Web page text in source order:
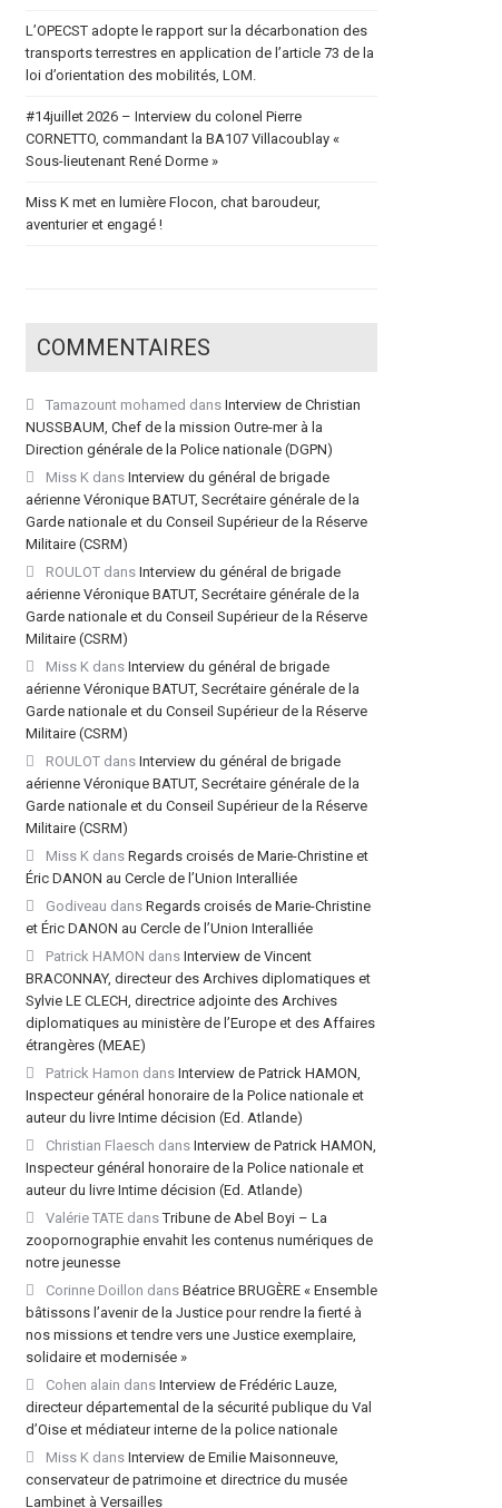
L’OPECST adopte le rapport sur la décarbonation des
transports terrestres en application de l’article 73 de la
loi d’orientation des mobilités, LOM.
#14juillet 2026 – Interview du colonel Pierre
CORNETTO, commandant la BA107 Villacoublay «
Sous-lieutenant René Dorme »
Miss K met en lumière Flocon, chat baroudeur,
aventurier et engagé !
COMMENTAIRES
Tamazount mohamed dans Interview de Christian
NUSSBAUM, Chef de la mission Outre-mer à la
Direction générale de la Police nationale (DGPN)
Miss Kdans Interview du général de brigade
aérienne Véronique BATUT, Secrétaire générale de la
Garde nationale et du Conseil Supérieur de la Réserve
Militaire (CSRM)
ROULOTdans Interview du général de brigade
aérienne Véronique BATUT, Secrétaire générale de la
Garde nationale et du Conseil Supérieur de la Réserve
Militaire (CSRM)
Miss Kdans Interview du général de brigade
aérienne Véronique BATUT, Secrétaire générale de la
Garde nationale et du Conseil Supérieur de la Réserve
Militaire (CSRM)
ROULOTdans Interview du général de brigade
aérienne Véronique BATUT, Secrétaire générale de la
Garde nationale et du Conseil Supérieur de la Réserve
Militaire (CSRM)
Miss Kdans Regards croisés de Marie-Christine et
Éric DANON au Cercle de l’Union Interalliée
Godiveau dans Regards croisés de Marie-Christine
et Éric DANON au Cercle de l’Union Interalliée
Patrick HAMON dans Interview de Vincent
BRACONNAY, directeur des Archives diplomatiques et
Sylvie LE CLECH, directrice adjointe des Archives
diplomatiques au ministère de l’Europe et des Affaires
étrangères (MEAE)
Patrick Hamon dans Interview de Patrick HAMON,
Inspecteur général honoraire de la Police nationale et
auteur du livre Intime décision (Ed. Atlande)
Christian Flaesch dans Interview de Patrick HAMON,
Inspecteur général honoraire de la Police nationale et
auteur du livre Intime décision (Ed. Atlande)
Valérie TATEdansTribune de Abel Boyi – La
zoopornographie envahit les contenus numériques de
notre jeunesse
Corinne Doillon dans Béatrice BRUGÈRE « Ensemble
bâtissons l’avenir de la Justice pour rendre la fierté à
nos missions et tendre vers une Justice exemplaire,
solidaire et modernisée »
Cohen alain dans Interview de Frédéric Lauze,
directeur départemental de la sécurité publique du Val
d’Oise et médiateur interne de la police nationale
Miss Kdans Interview de Emilie Maisonneuve,
conservateur de patrimoine et directrice du musée
Lambinet à Versailles